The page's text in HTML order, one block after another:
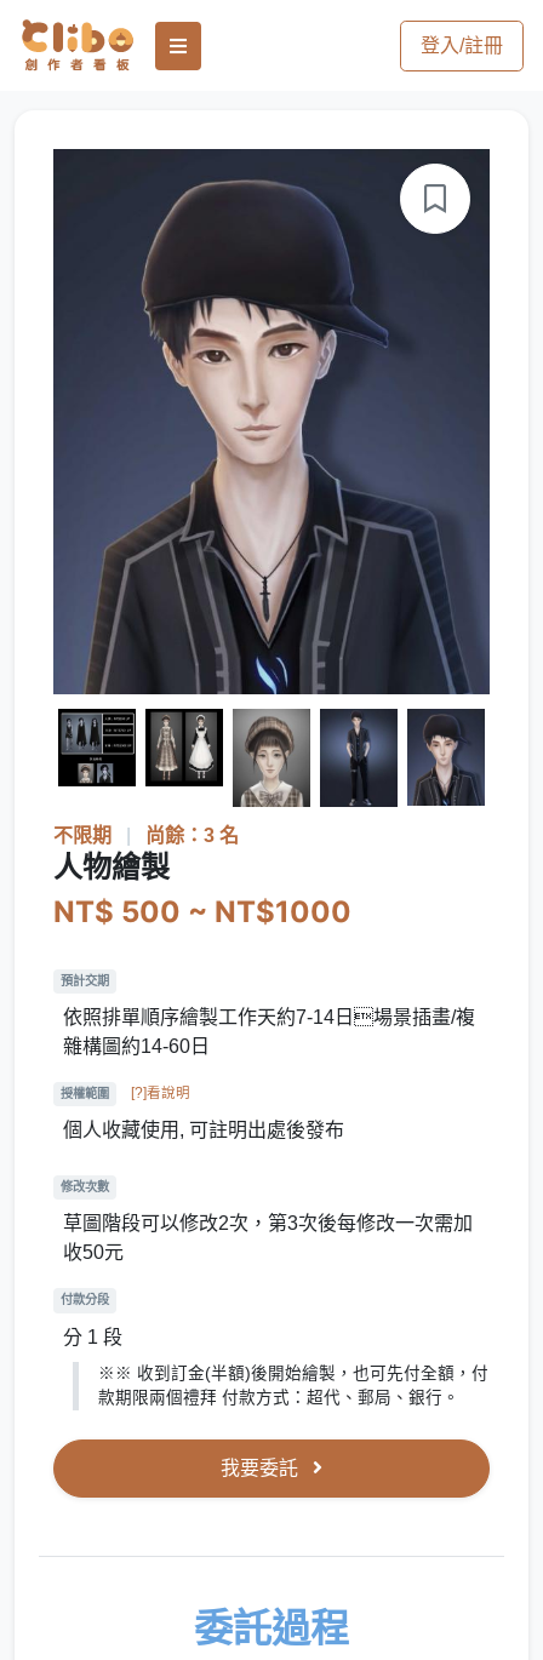
登入/註冊
不限期 尚餘：3 名
人物繪製
NT$ 500 ~ NT$1000
預計交期
依照排單順序繪製工作天約7-14日場景插畫/複
雜構圖約14-60日
授權範圍 [?]看說明
個人收藏使用, 可註明出處後發布
修改次數
草圖階段可以修改2次，第3次後每修改一次需加
收50元
付款分段
分 1 段
※※ 收到訂金(半額)後開始繪製，也可先付全額，付
款期限兩個禮拜 付款方式：超代、郵局、銀行。
我要委託
委託過程